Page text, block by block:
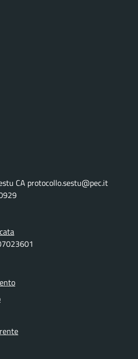
CA protocollo.sestu@pec.it